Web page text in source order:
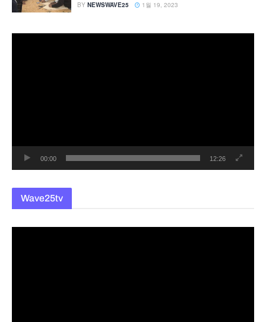
BY NEWSWAVE25 1월 19, 2023
00:00 12:26
Wave25tv